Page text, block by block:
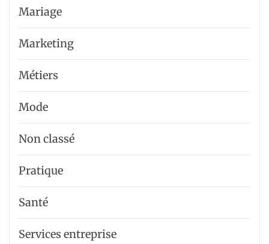
Mariage
Marketing
Métiers
Mode
Non classé
Pratique
Santé
Services entreprise